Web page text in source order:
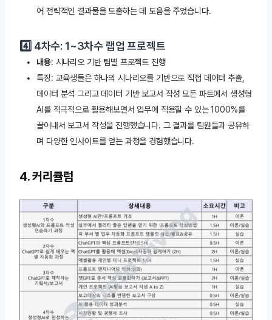
어 전략적인 결과물을 도출하는 데 도움을 주었습니다.
4️⃣ 4차수: 1~3차수 랩업 프로젝트
내용: 시나리오 기반 팀별 프로젝트 진행
특징: 교육생들은 하나의 시나리오를 기반으로 직접 데이터 추출,
데이터 분석 그리고 데이터 기반 보고서 작성 모든 파트에서 생성형
AI를 적극적으로 활용해보면서 업무에 적용할 수 있는 1000%를
끌어내서 보고서 작성을 진행했습니다. 그 결과를 팀원들과 공유하
며 다양한 인사이트를 얻는 과정을 경험했습니다.
4. 커리큘럼